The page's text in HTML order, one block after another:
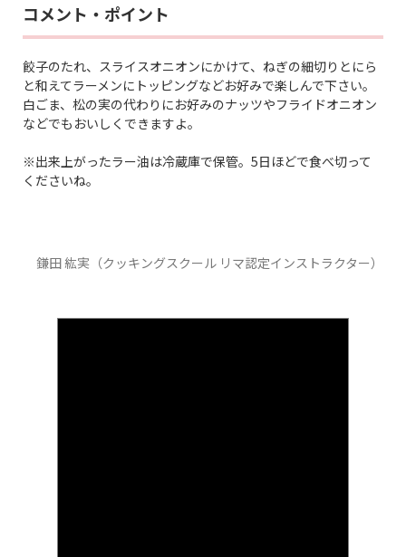
コメント・ポイント
餃子のたれ、スライスオニオンにかけて、ねぎの細切りとにら
と和えてラーメンにトッピングなどお好みで楽しんで下さい。
白ごま、松の実の代わりにお好みのナッツやフライドオニオン
などでもおいしくできますよ。
※出来上がったラー油は冷蔵庫で保管。5日ほどで食べ切って
くださいね。
鎌田 紘実（クッキングスクール リマ認定インストラクター）